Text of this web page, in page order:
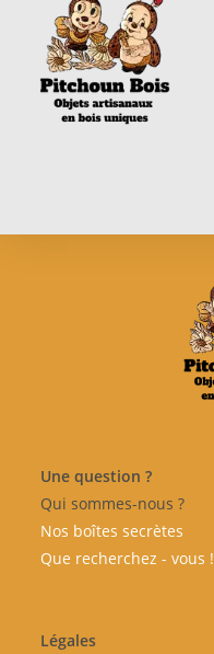
Une question ?
Qui sommes-nous ?
Nos boîtes secrètes
Que recherchez - vous !
Légales